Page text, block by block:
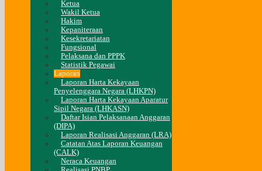
Ketua
Wakil Ketua
Hakim
Kepaniteraan
Kesekretariatan
Fungsional
Pelaksana dan PPPK
Statistik Pegawai
Laporan
Laporan Harta Kekayaan
Penyelenggara Negara (LHKPN)
Laporan Harta Kekayaan Aparatur
Sipil Negara (LHKASN)
Daftar Isian Pelaksanaan Anggaran
(DIPA)
Laporan Realisasi Anggaran (LRA)
Catatan Atas Laporan Keuangan
(CALK)
Neraca Keuangan